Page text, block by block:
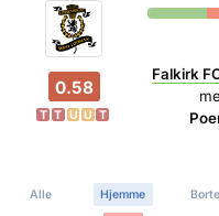
0.58
T T U U T
Falkirk
Alle Hjemme Borte